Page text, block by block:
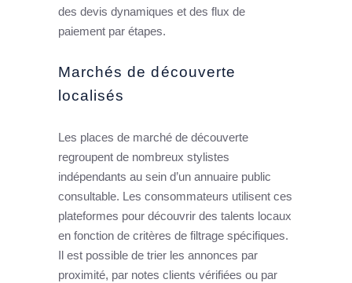
des devis dynamiques et des flux de
paiement par étapes.
Marchés de découverte
localisés
Les places de marché de découverte
regroupent de nombreux stylistes
indépendants au sein d’un annuaire public
consultable. Les consommateurs utilisent ces
plateformes pour découvrir des talents locaux
en fonction de critères de filtrage spécifiques.
Il est possible de trier les annonces par
proximité, par notes clients vérifiées ou par